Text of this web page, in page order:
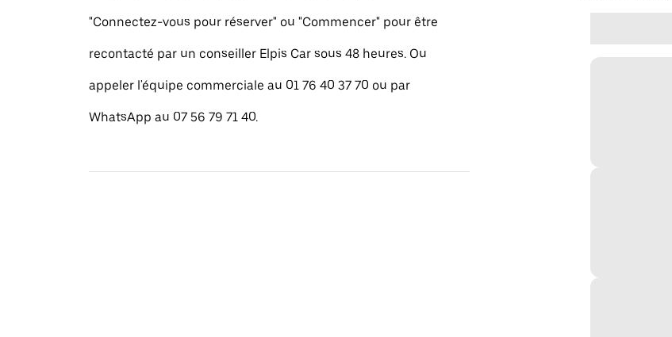
"Connectez-vous pour réserver" ou "Commencer" pour être
recontacté par un conseiller Elpis Car sous 48 heures. Ou
appeler l'équipe commerciale au 01 76 40 37 70 ou par
WhatsApp au 07 56 79 71 40.